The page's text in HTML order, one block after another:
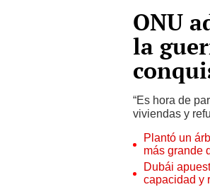
ONU
la
“Es hora de
viviendas y
Plantó un
más grande
Dubái
capacidad y